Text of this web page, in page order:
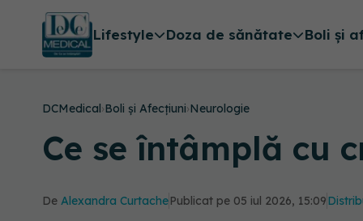
Lifestyle Doza de sănătate Boli și
DCMedical›Boli și Afecțiuni›Neurologie
Ce se întâmplă cu
De Alexandra CurtachePublicat pe 05 iul 2026, 15:09